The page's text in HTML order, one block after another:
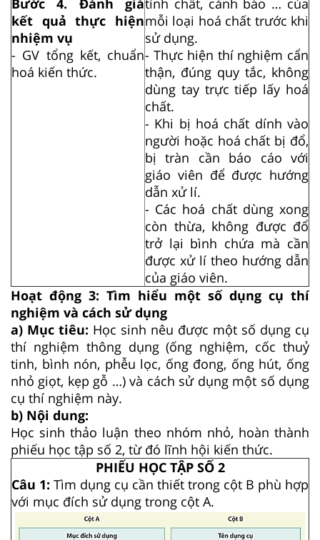
kết quả thực hiện
nhiệm vụ
- GV tổng kết, chuẩn
hoá kiến thức.
mỗi loại hoá chất trước khi
sử dụng.
- Thực hiện thí nghiệm cẩn
thận, đúng quy tắc, không
dùng tay trực tiếp lấy hoá
chất.
- Khi bị hoá chất dính vào
người hoặc hoá chất bị đổ,
bị tràn cần báo cáo với
giáo viên để được hướng
dẫn xử lí.
- Các hoá chất dùng xong
còn thừa, không được đổ
trở lại bình chứa mà cần
được xử lí theo hướng dẫn
của giáo viên.
Hoạt động 3: Tìm hiểu một số dụng cụ thí
nghiệm và cách sử dụng
a) Mục tiêu: Học sinh nêu được một số dụng cụ
thí nghiệm thông dụng (ống nghiệm, cốc thuỷ
tinh, bình nón, phễu lọc, ống đong, ống hút, ống
nhỏ giọt, kẹp gỗ …) và cách sử dụng một số dụng
cụ thí nghiệm này.
b) Nội dung:
Học sinh thảo luận theo nhóm nhỏ, hoàn thành
phiếu học tập số 2, từ đó lĩnh hội kiến thức.
PHIẾU HỌC TẬP SỐ 2
Câu 1: Tìm dụng cụ cần thiết trong cột B phù hợp
với mục đích sử dụng trong cột A.